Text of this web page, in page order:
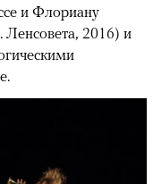
и Флориану
Ленсовета, 2016) и